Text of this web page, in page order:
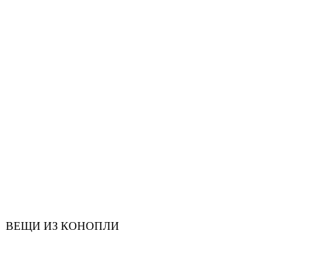
ВЕЩИ ИЗ КОНОПЛИ